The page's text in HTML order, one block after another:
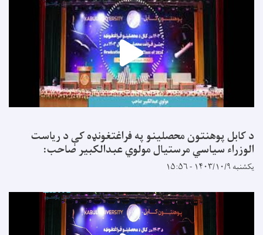
د کابل پوهنتون محصلینو په فراغتغونډه کې د ریاست
الوزراء سیاسي مرستیال مولوي عبدالکبیر صاحب:
یکشنبه ۱۴۰۳/۱۰/۹ - ۱۵:۵۶